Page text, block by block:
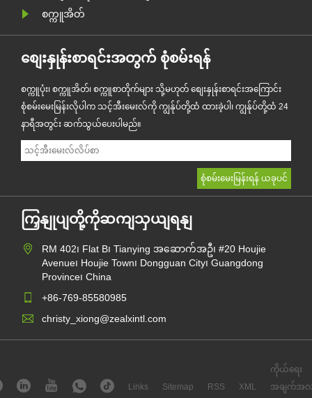
စက္ကူအိတ်
စျေးနှုန်းစာရင်းအတွက် စုံစမ်းရန်
စက္ကူပုံး၊ စက္ကူအိတ်၊ စက္ကူစာတိုက်များ သို့မဟုတ် စျေးနှုန်းစာရင်းအကြောင်း
စုံစမ်းမေးမြန်းလိုပါက သင့်အီးမေးလ်ကို ကျွန်ုပ်တို့ထံ ထားခဲ့ပါ၊ ကျွန်ုပ်တို့ထံ 24
နာရီအတွင်း ဆက်သွယ်ပေးပါမည်။
ကြှနျုပျတို့ကိုဆကျသှယျရနျ
RM 402၊ Flat B၊ Tianying အဆောက်အဦ၊ #20 Houjie
Avenue၊ Houjie Town၊ Dongguan City၊ Guangdong
Province၊ China
+86-769-85580985
christy_xiong@zealxintl.com
Links Sitemap RSS XML
ကိုယ်ရေး
အချက်အ